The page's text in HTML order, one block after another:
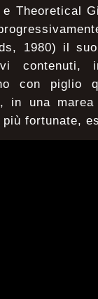
Theoretical
1980) il
contenuti,
con piglio
in una
fortunate,